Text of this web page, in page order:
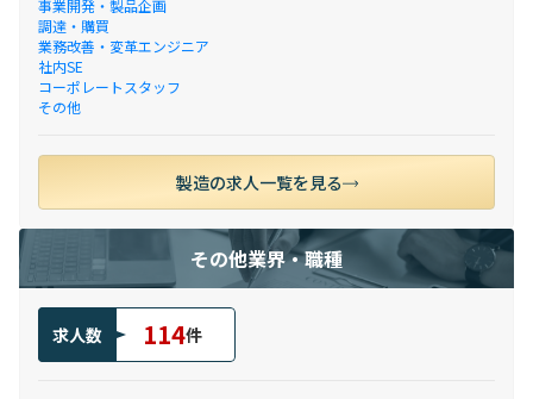
事業開発・製品企画
調達・購買
業務改善・変革エンジニア
社内SE
コーポレートスタッフ
その他
製造の求人一覧を見る
その他業界・職種
求人数 114件